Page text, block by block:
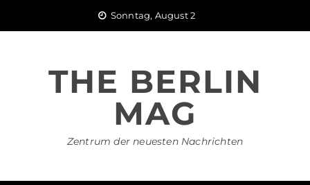
Sonntag, August 2
THE BERLIN
MAG
Zentrum der neuesten Nachrichten